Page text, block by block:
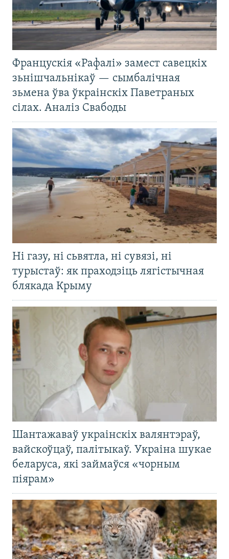
Францускія «Рафалі» замест савецкіх
зьнішчальнікаў — сымбалічная
зьмена ўва ўкраінскіх Паветраных
сілах. Аналіз Свабоды
Ні газу, ні сьвятла, ні сувязі, ні
турыстаў: як праходзіць лягістычная
блякада Крыму
Шантажаваў украінскіх валянтэраў,
вайскоўцаў, палітыкаў. Украіна шукае
беларуса, які займаўся «чорным
піярам»